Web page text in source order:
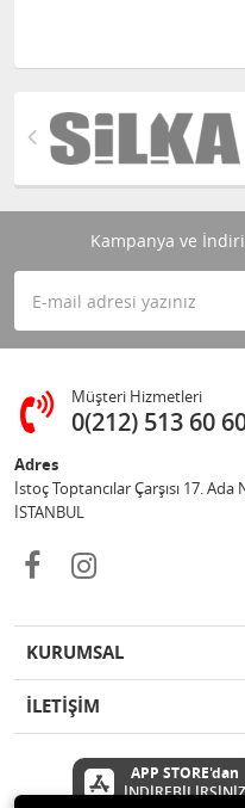
Kampanya ve
Müşteri Hizmetleri
0(212) 513 60
Adres
İstoç Toptancılar Çarşısı 17.
İSTANBUL
KURUMSAL
İLETİŞİM
APP STORE'dan
İNDİREBİLİRSİNİZ